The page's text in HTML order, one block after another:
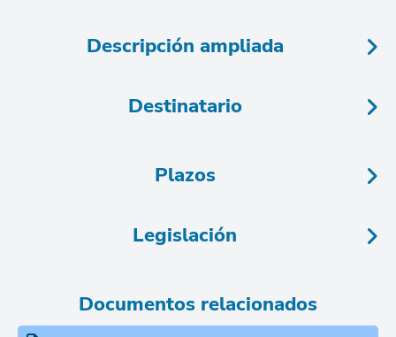
Descripción ampliada
Destinatario
Plazos
Legislación
Documentos relacionados